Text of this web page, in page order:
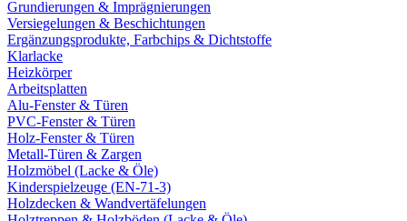
Grundierungen & Imprägnierungen
Versiegelungen & Beschichtungen
Ergänzungsprodukte, Farbchips & Dichtstoffe
Klarlacke
Heizkörper
Arbeitsplatten
Alu-Fenster & Türen
PVC-Fenster & Türen
Holz-Fenster & Türen
Metall-Türen & Zargen
Holzmöbel (Lacke & Öle)
Kinderspielzeuge (EN-71-3)
Holzdecken & Wandvertäfelungen